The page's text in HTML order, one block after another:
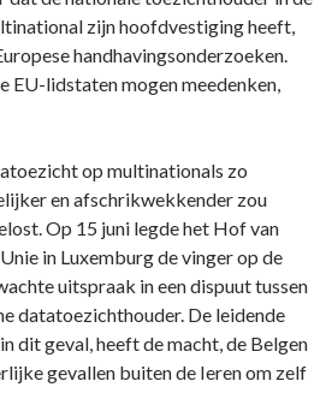
zijn hoofdvestiging heeft,
handhavingsonderzoeken.
EU-lidstaten mogen meedenken,
op multinationals zo
en afschrikwekkender zou
Op 15 juni legde het Hof van
in Luxemburg de vinger op de
uitspraak in een dispuut tussen
datatoezichthouder. De leidende
dit geval, heeft de macht, de Belgen
gevallen buiten de Ieren om zelf